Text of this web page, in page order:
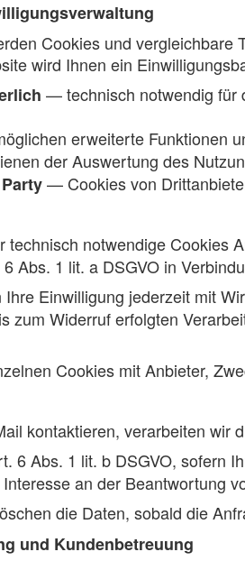
Cookies und
wird Ihnen ein
— technisch notwendig für
erweiterte Funktionen
der Auswertung des
— Cookies von
technisch notwendige Cookies
Abs. 1 lit. a DSGVO in
Ihre Einwilligung jederzeit mit
zum Widerruf erfolgten
Cookies mit Anbieter,
kontaktieren, verarbeiten
6 Abs. 1 lit. b DSGVO, sofern
an der Beantwortung
die Daten, sobald die
und Kundenbetreuung